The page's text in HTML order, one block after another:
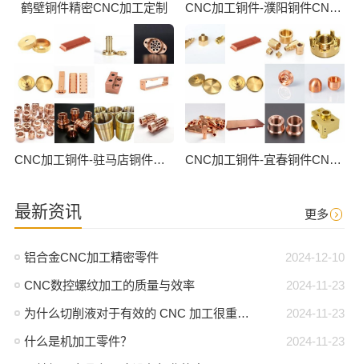
鹤壁铜件精密CNC加工定制 CNC加工铜件-濮阳铜件CNC批量加工
CNC加工铜件-驻马店铜件CNC批量加工 CNC加工铜件-宜春铜件CNC批量加工
最新资讯 更多
2024-12-10
铝合金CNC加工精密零件
2024-11-23
CNC数控螺纹加工的质量与效率
2024-11-23
为什么切削液对于有效的 CNC 加工很重要？
2024-11-23
什么是机加工零件？